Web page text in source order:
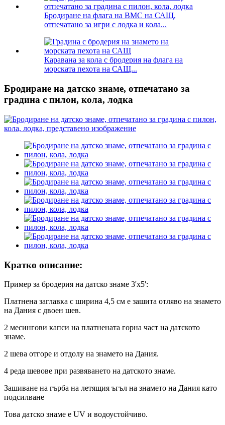
Бродиране на флага на ВМС на САЩ,
отпечатано за игри с лодка и кола...
Каравана за кола с бродерия на флага на
морската пехота на САЩ...
Бродиране на датско знаме, отпечатано за
градина с пилон, кола, лодка
Кратко описание:
Пример за бродерия на датско знаме 3'x5':
Платнена заглавка с ширина 4,5 см е зашита отляво на знамето
на Дания с двоен шев.
2 месингови капси на платнената горна част на датското
знаме.
2 шева отгоре и отдолу на знамето на Дания.
4 реда шевове при развяването на датското знаме.
Зашиване на гърба на летящия ъгъл на знамето на Дания като
подсилване
Това датско знаме е UV и водоустойчиво.